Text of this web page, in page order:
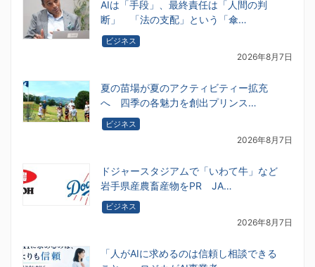
AIは「手段」、最終責任は「人間の判
断」 「法の支配」という「傘…
ビジネス
2026年8月7日
夏の苗場が夏のアクティビティー拡充
へ 四季の各魅力を創出プリンス…
ビジネス
2026年8月7日
ドジャースタジアムで「いわて牛」など
岩手県産農畜産物をPR JA…
ビジネス
2026年8月7日
「人がAIに求めるのは信頼し相談できる